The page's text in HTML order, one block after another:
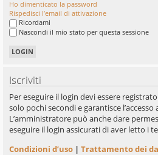
Ho dimenticato la password
Rispedisci l’email di attivazione
Ricordami
Nascondi il mio stato per questa sessione
Iscriviti
Per eseguire il login devi essere
solo pochi secondi e garantisce
L’amministratore può anche dare
eseguire il login assicurati di aver letto i
Condizioni d’uso | Trattamento dei